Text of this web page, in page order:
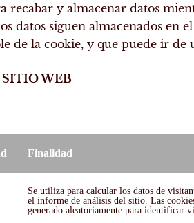
recabar y almacenar datos
datos siguen almacenados
de la cookie, y que puede ir de
SITIO WEB
Finalidad
Se utiliza para calcular los datos de
el informe de análisis del sitio. Las
generado aleatoriamente para identificar